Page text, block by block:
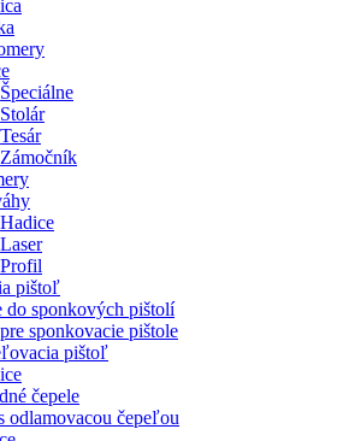
Špeciálne
Stolár
Tesár
Zámočník
Hadice
Laser
Profil
pištoľ
do sponkových pištolí
sponkovacie pištole
pištoľ
čepele
odlamovacou čepeľou